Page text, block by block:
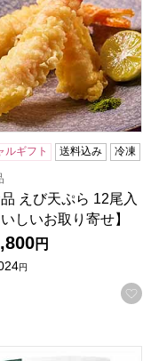
に登録する
ルギフト 送料込み 冷凍
えび天ぷら 12尾入
しいお取り寄せ】
円
円
お取り寄せ】
コーポレーション 香